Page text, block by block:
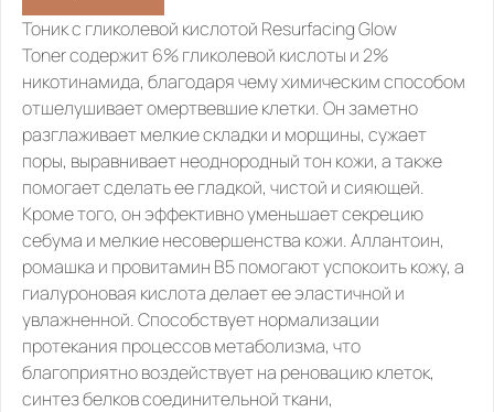
Тоник с гликолевой кислотой Resurfacing Glow
Toner содержит 6% гликолевой кислоты и 2%
никотинамида, благодаря чему химическим способом
отшелушивает омертвевшие клетки. Он заметно
разглаживает мелкие складки и морщины, сужает
поры, выравнивает неоднородный тон кожи, а также
помогает сделать ее гладкой, чистой и сияющей.
Кроме того, он эффективно уменьшает секрецию
себума и мелкие несовершенства кожи. Аллантоин,
ромашка и провитамин B5 помогают успокоить кожу, а
гиалуроновая кислота делает ее эластичной и
увлажненной. Способствует нормализации
протекания процессов метаболизма, что
благоприятно воздействует на реновацию клеток,
синтез белков соединительной ткани,